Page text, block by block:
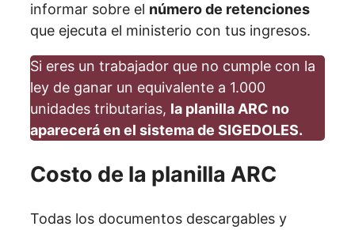
informar sobre el número de retenciones
que ejecuta el ministerio con tus ingresos.
Si eres un trabajador que no cumple con la
ley de ganar un equivalente a 1.000
unidades tributarias, la planilla ARC no
aparecerá en el sistema de SIGEDOLES.
Costo de la planilla ARC
Todas los documentos descargables y